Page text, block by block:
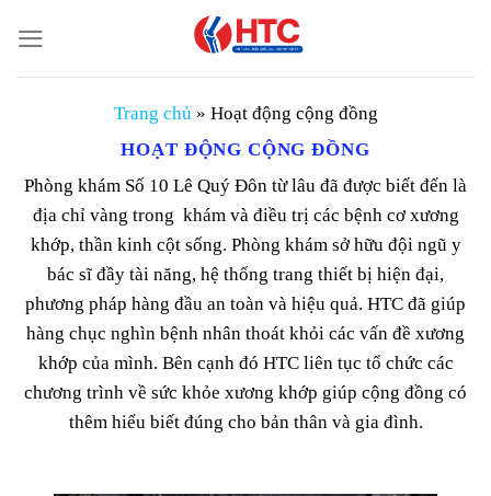
đến
nội
Trang chủ » Hoạt động cộng đồng
HOẠT ĐỘNG CỘNG ĐỒNG
Phòng khám Số 10 Lê Quý Đôn từ lâu đã được biết đến là
địa chỉ vàng trong khám và điều trị các bệnh cơ xương
khớp, thần kinh cột sống. Phòng khám sở hữu đội ngũ y
bác sĩ đầy tài năng, hệ thống trang thiết bị hiện đại,
phương pháp hàng đầu an toàn và hiệu quả. HTC đã giúp
hàng chục nghìn bệnh nhân thoát khỏi các vấn đề xương
khớp của mình. Bên cạnh đó HTC liên tục tổ chức các
chương trình về sức khỏe xương khớp giúp cộng đồng có
thêm hiểu biết đúng cho bản thân và gia đình.